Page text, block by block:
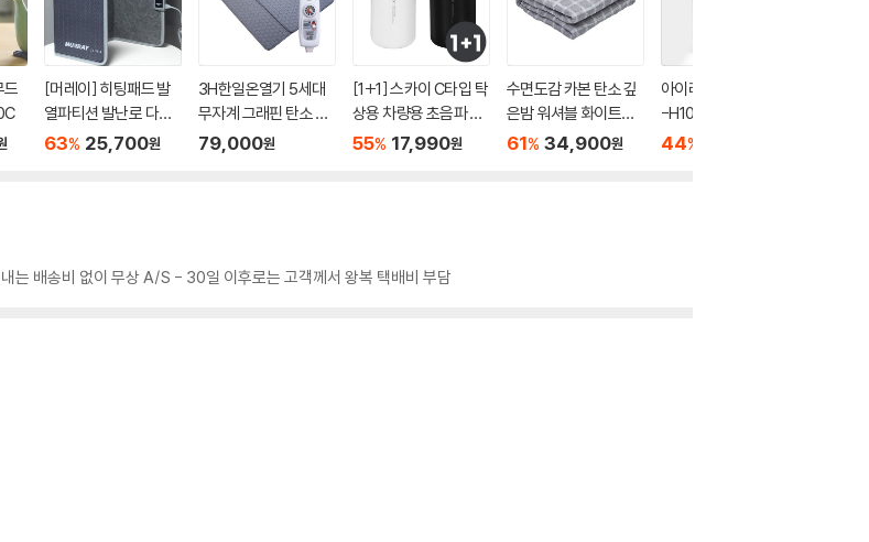
드
[머레이] 히팅패드 발
열파티션 발난로 다리
난로 (LY-PH4)
63% 25,700원
3H한일온열기 5세대
무자계 그래핀 탄소 세
미마이크로 부드러운
79,000원
[1+1] 스카이 C타입 탁
상용 차량용 초음파 미
니 가습기 MH10
55% 17,990원
수면도감 카본 탄소 깊
은밤 워셔블 화이트체
크 전기요 싱글/더블
61% 34,900원
아이리버 불멍난로 ISP
-H10 캠핑 미니온풍기
44%
배송비 없이 무상 A/S - 30일 이후로는 고객께서 왕복 택배비 부담